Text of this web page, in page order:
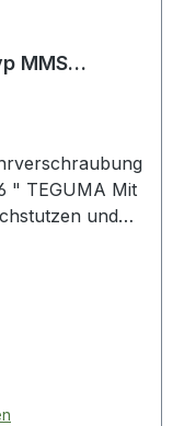
MMS
Mit
und